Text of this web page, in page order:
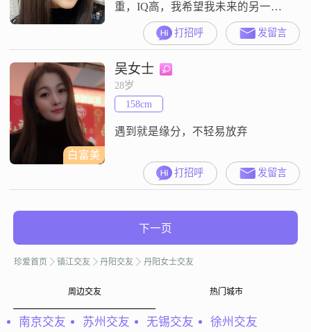
重，IQ高，我希望我未来的另一半
最好是稳重型。
打招呼 发留言
白富美
吴女士
28岁
158cm
遇到就是缘分，不轻易放弃
打招呼 发留言
下一页
珍爱首页 镇江交友 丹阳交友 丹阳女士交友
周边交友 热门城市
南京交友 苏州交友 无锡交友 徐州交友